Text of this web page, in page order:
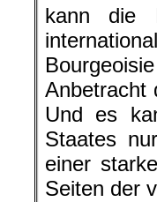
kann die
Anbetracht
Und es
Staates
einer
Seiten der